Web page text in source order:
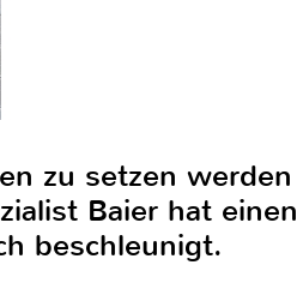
zu setzen werden
Baier hat einen
beschleunigt.